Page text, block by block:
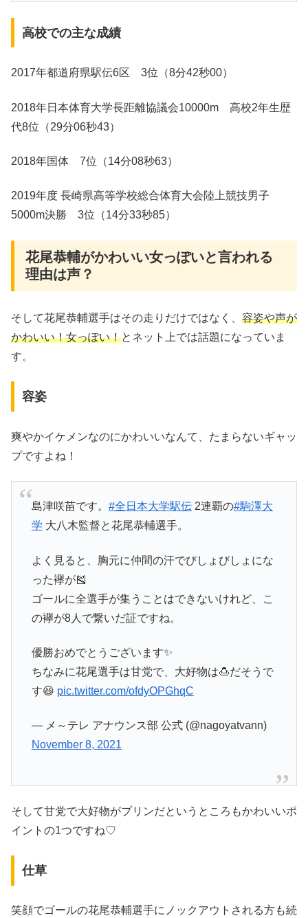
高校での主な成績
2017年都道府県駅伝6区 3位（8分42秒00）
2018年日本体育大学長距離協議会10000m 高校2年生歴
代8位（29分06秒43）
2018年国体 7位（14分08秒63）
2019年度 長崎県高等学校総合体育大会陸上競技男子
5000m決勝 3位（14分33秒85）
花尾恭輔がかわいい女っぽいと言われる
理由は声？
そして花尾恭輔選手はその走りだけではなく、 容姿や声が
かわいい！女っぽい！とネット上では話題になっていま
す。
容姿
爽やかイケメンなのにかわいいなんて、たまらないギャッ
プですよね！
島津咲苗です。 #全日本大学駅伝2連覇の#駒澤大
学 大八木監督と花尾恭輔選手。
よく見ると、胸元に仲間の汗でびしょびしょにな
った襷が🎽
ゴールに全選手が集うことはできないけれど、こ
の襷が8人で繋いだ証ですね。
優勝おめでとうございます✨
ちなみに花尾選手は甘党で、大好物は🍮だそうで
す😆 pic.twitter.com/ofdyOPGhqC
— メ～テレ アナウンス部 公式 (@nagoyatvann)
November 8, 2021
そして甘党で大好物がプリンだというところもかわいいポ
イントの1つですね♡
仕草
笑顔でゴールの花尾恭輔選手にノックアウトされる方も続